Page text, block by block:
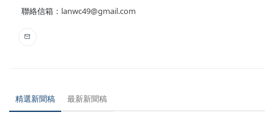
聯絡信箱： lanwc49@gmail.com
精選新聞稿 最新新聞稿